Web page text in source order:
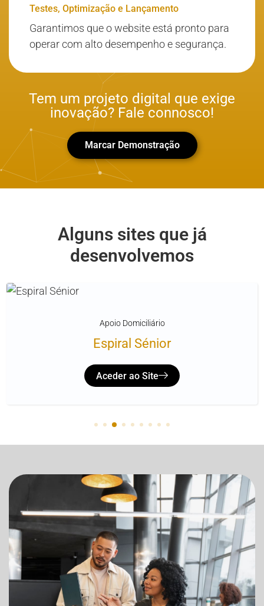
Testes, Optimização e Lançamento
Garantimos que o website está pronto para
operar com alto desempenho e segurança.
Tem um projeto digital que exige
inovação? Fale connosco!
Marcar Demonstração
Alguns sites que já
desenvolvemos
Espiral Sénior
Apoio Domiciliário
Aceder ao Site